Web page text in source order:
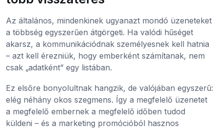
Az általános, mindenkinek ugyanazt mondó üzeneteket
a többség egyszerűen átgörgeti. Ha valódi hűséget
akarsz, a kommunikációdnak személyesnek kell hatnia
– azt kell érezniük, hogy emberként számítanak, nem
csak „adatként” egy listában.
Ez elsőre bonyolultnak hangzik, de valójában egyszerű:
elég néhány okos szegmens. Így a megfelelő üzenetet
a megfelelő embernek a megfelelő időben tudod
küldeni – és a marketing promócióból hasznos